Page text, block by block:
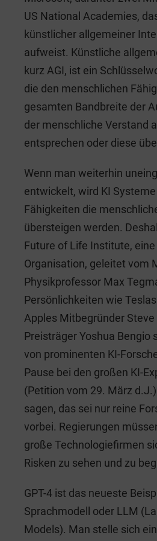
US National Academies,
künstlicher allgemeiner
aufweist. Künstliche
kurz AGI, ist ein
die den menschlichen
gesamten Bandbreite der
der menschliche Verstand
entsprechen oder diese
Wenn man weiterhin
entwickelt, wird KI
Fähigkeiten die
übersteigen werden.
Future of Life Institute,
Organisation, geleitet vom
Physikprofessor Max
Persönlichkeiten wie Teslas
Apples Mitbegründer Steve
Preisträger Yoshua Bengio
von prominenten KI-
Pause bei den großen KI-
(Petition vom 29. März
sagen, das sei nur reine
vorbei. Regierungen
große Technologiefirmen
Risken zu sehen und zu
GPT-4 ist das neueste
Sprachmodell oder LLM
Models). Man stelle sich